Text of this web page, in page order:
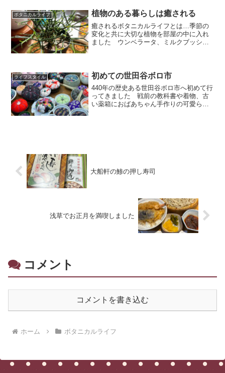
ボタニカルライフ 植物のある暮らしは癒される
癒されるボタニカルライフとは…季節の
変化と共に大切な植物を部屋の中に入れ
ました ウンベラータ、ミルクブッシュ
ライフスタイル 初めての世田谷ボロ市
440年の歴史ある世田谷ボロ市へ初めて行
ってきました 戦前の教科書や着物、古
い薬箱におばあちゃん手作りの可愛らし
大船軒の鯵の押し寿司
浅草でお正月を満喫しました
コメント
コメントを書き込む
ホーム ボタニカルライフ